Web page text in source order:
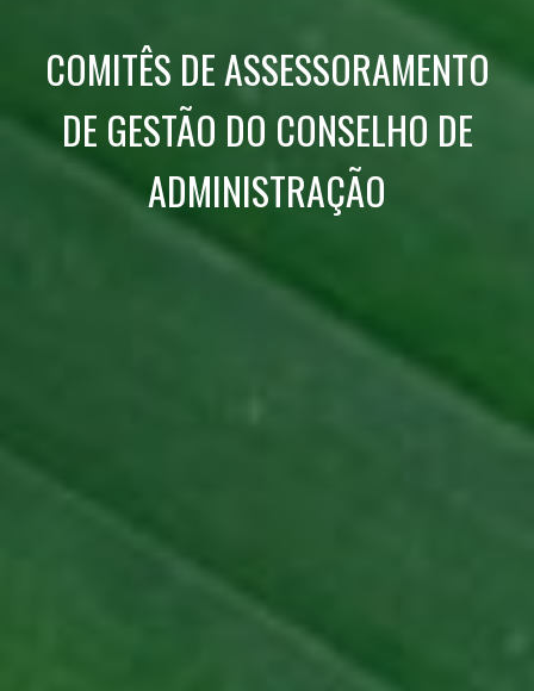
COMITÊS DE ASSESSORAMENTO
DE GESTÃO DO CONSELHO DE
ADMINISTRAÇÃO